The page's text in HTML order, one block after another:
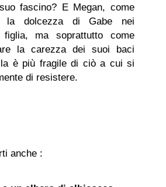
fascino? E Megan, come
la dolcezza di Gabe nei
figlia, ma soprattutto come
la carezza dei suoi baci
è più fragile di ciò a cui si
di resistere.
anche :